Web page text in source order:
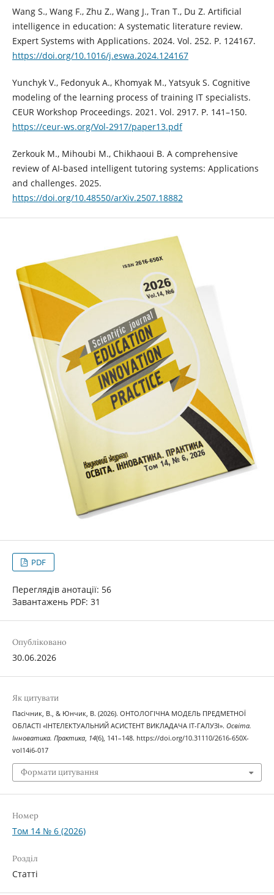
Wang S., Wang F., Zhu Z., Wang J., Tran T., Du Z. Artificial
intelligence in education: A systematic literature review.
Expert Systems with Applications. 2024. Vol. 252. P. 124167.
https://doi.org/10.1016/j.eswa.2024.124167
Yunchyk V., Fedonyuk A., Khomyak M., Yatsyuk S. Cognitive
modeling of the learning process of training IT specialists.
CEUR Workshop Proceedings. 2021. Vol. 2917. P. 141–150.
https://ceur-ws.org/Vol-2917/paper13.pdf
Zerkouk M., Mihoubi M., Chikhaoui B. A comprehensive
review of AI-based intelligent tutoring systems: Applications
and challenges. 2025.
https://doi.org/10.48550/arXiv.2507.18882
PDF
Переглядів анотації: 56
Завантажень PDF: 31
Опубліковано
30.06.2026
Як цитувати
Пасічник, В., & Юнчик, В. (2026). ОНТОЛОГІЧНА МОДЕЛЬ ПРЕДМЕТНОЇ
ОБЛАСТІ «ІНТЕЛЕКТУАЛЬНИЙ АСИСТЕНТ ВИКЛАДАЧА ІТ-ГАЛУЗІ». Освіта.
Інноватика. Практика, 14(6), 141–148. https://doi.org/10.31110/2616-650X-
vol14i6-017
Формати цитування
Номер
Том 14 № 6 (2026)
Розділ
Статті